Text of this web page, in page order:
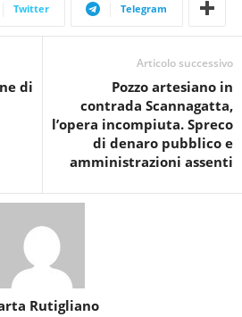
Twitter Telegram
di
Articolo successivo
Pozzo artesiano in
contrada Scannagatta,
l’opera incompiuta. Spreco
di denaro pubblico e
amministrazioni assenti
Rutigliano